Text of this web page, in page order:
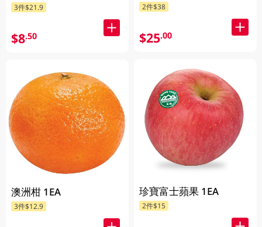
3件$21.9
$8.50
澳洲柑 1EA
3件$12.9
2件$38
$25.00
珍寶富士蘋果 1EA
2件$15